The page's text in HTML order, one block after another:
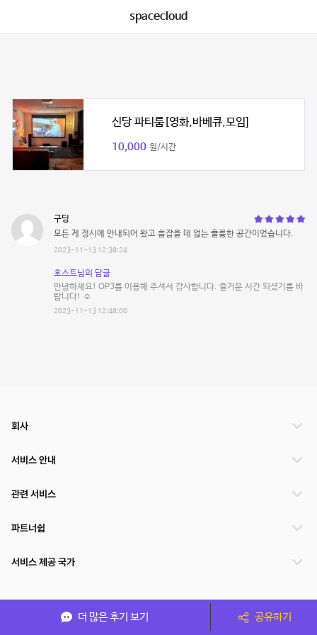
spacecloud
신당 파티룸[영화,바베큐,모임]
10,000 원/시간
구딩
모든 게 정시에 안내되어 왔고 흠잡을 데 없는 훌륭한 공간이었습니다.
2023-11-13 12:38:24
호스트님의 답글
안녕하세요! OP3를 이용해 주셔서 감사합니다. 즐거운 시간 되셨기를 바
랍니다! ☺️
2023-11-13 12:48:00
더 많은 후기 보기 공유하기
회사
서비스 안내
관련 서비스
파트너쉽
서비스 제공 국가
(주)NSPACE 사업자정보